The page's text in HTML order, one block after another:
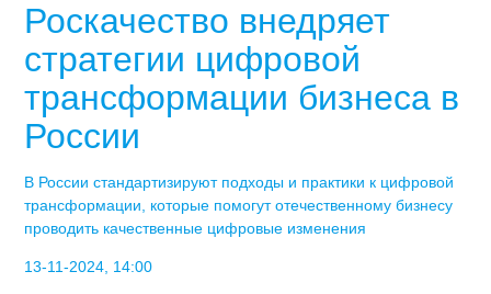
Роскачество внедряет
стратегии цифровой
трансформации бизнеса в
России
В России стандартизируют подходы и практики к цифровой
трансформации, которые помогут отечественному бизнесу
проводить качественные цифровые изменения
13-11-2024, 14:00